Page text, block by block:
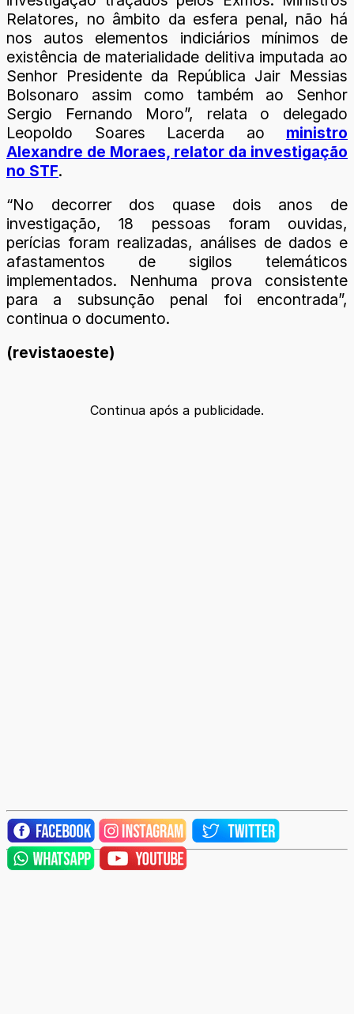
Relatores, no âmbito da esfera penal, não há
nos autos elementos indiciários mínimos de
existência de materialidade delitiva imputada ao
Senhor Presidente da República Jair Messias
Bolsonaro assim como também ao Senhor
Sergio Fernando Moro”, relata o delegado
Leopoldo Soares Lacerda ao ministro
Alexandre de Moraes, relator da investigação
no STF.
“No decorrer dos quase dois anos de
investigação, 18 pessoas foram ouvidas,
perícias foram realizadas, análises de dados e
afastamentos de sigilos telemáticos
implementados. Nenhuma prova consistente
para a subsunção penal foi encontrada”,
continua o documento.
(revistaoeste)
Continua após a publicidade.